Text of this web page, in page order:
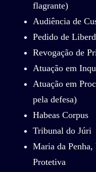
flagrante)
Audiência de
Pedido de
Revogação de
Atuação em
Atuação em
pela defesa)
Habeas Corpus
Tribunal do Júri
Maria da
Protetiva